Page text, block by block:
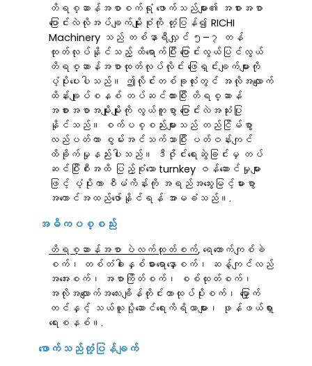
တိရစ္ဆာန်အစာစက်ရုံ ဖောက်သည်များ၏ အစားအစာ
ပြောင်းလဲလိုအပ်ချက်မျိုးစုံကို တုံ့ပြန်၍ RICHI
Machinery သည် တစ်နာရီလျှင် ၅–၇ တန်
ထုတ်လုပ်နိုင်သည့် ထိရောက်ပြီး ပြောင်းလွယ်ပြင်လွယ်
တိရစ္ဆာန်အစာထုတ်လုပ်လိုင်း ဖြေရှင်းချက်များကို
ပံ့ပိုးပေးပါသည်။ ဤလိုင်းတစ်ခုလုံးတွင် အလိုအလျောက်
ထိန်းချုပ်စနစ် တပ်ဆင်ထားပြီး တိရစ္ဆာန်
အစားအစာအမျိုးမျိုးကို လွယ်ကူစွာ ပြောင်းလဲအသုံးပြု
နိုင်သည်။ စက်ပစ္စည်းများသည် တည်ငြိမ်စွာ
လည်ပတ်ကာ စွမ်းအင်သက်သာပြီး ပတ်ဝန်းကျင်
ထိခိုက်မှုနည်းပါးသည်။ ဒီဇိုင်းရေးဆွဲခြင်းမှ တပ်
ဆင်ပြီးစီးအထိ ပြည့်စုံသော turnkey ဝန်ဆောင်မှုများ
ဖြင့် ပံ့ပိုးကာ စီမံကိန်းကို အရည်အသွေးမြင့်မားစွာ
အကောင်အထည်ဖော်နိုင်ရန် အာမခံသည်။.
အဓိကပစ္စည်း
တိရစ္ဆာန်အစာ ပဲလက်ထုတ်စက်, ရေတောက်ကျစ်ခဲ
စက်၊ တစ်တံခါးနှစ်ဓားရောနှောစက်၊ ဆန့်ကျင်လည်
အအေးစက်၊ အစာကြိတ်စက်၊ စစ်ထုတ်စက်၊
အလိုအလျောက်အလေးချိန်တိုင်းတာထုပ်ပိုးစက်၊ မြှောက်
တင်နှင့် သယ်ယူပို့ဆောင်ရေးကိရိယာများ၊ ဖုန်ဖယ်ရှား
ရေးစနစ်။.
ဖောက်သည်တုံ့ပြန်ချက်